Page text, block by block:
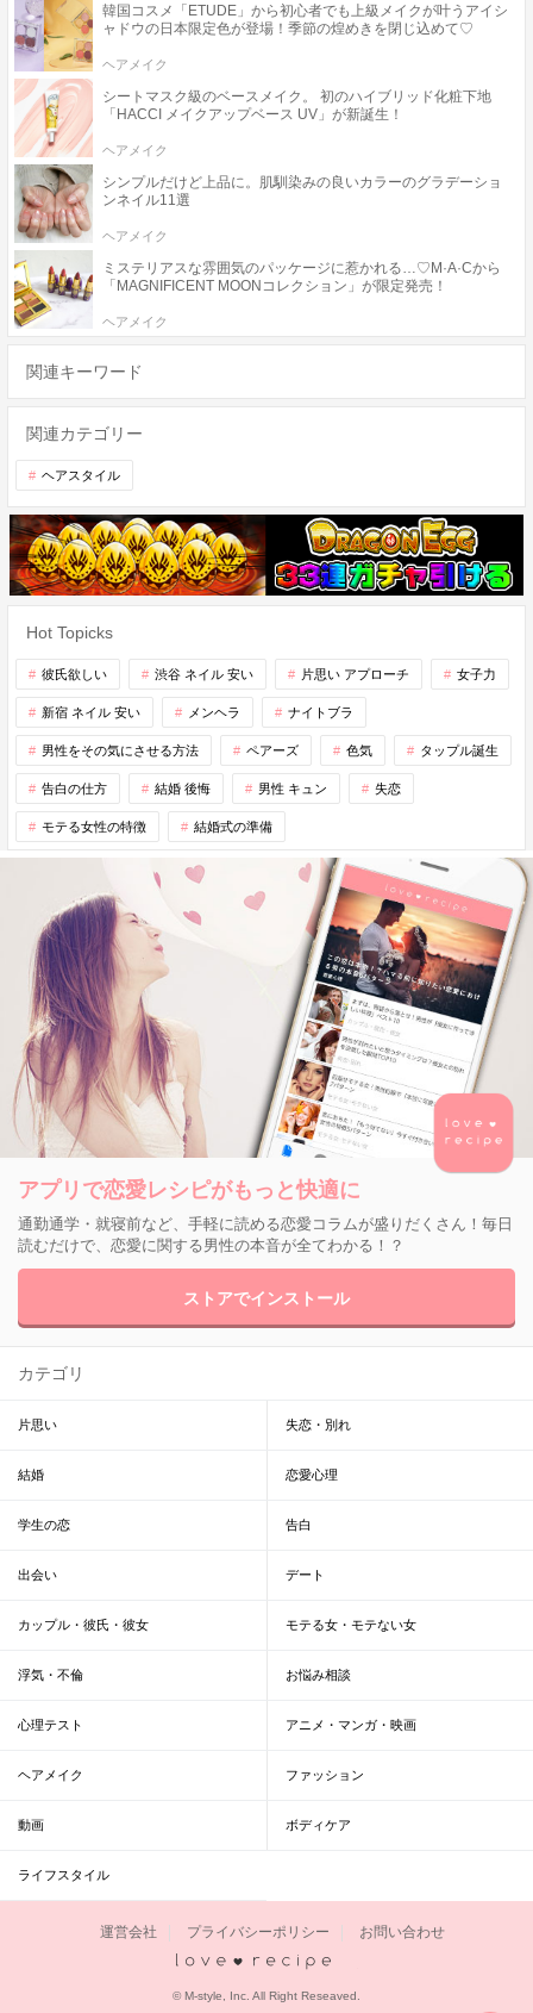
韓国コスメ「ETUDE」から初心者でも上級メイクが叶うアイシ
ャドウの日本限定色が登場！季節の煌めきを閉じ込めて♡
ヘアメイク
シートマスク級のベースメイク。 初のハイブリッド化粧下地
「HACCI メイクアップベース UV」が新誕生！
ヘアメイク
シンプルだけど上品に。肌馴染みの良いカラーのグラデーショ
ンネイル11選
ヘアメイク
ミステリアスな雰囲気のパッケージに惹かれる…♡M·A·Cから
「MAGNIFICENT MOONコレクション」が限定発売！
ヘアメイク
関連キーワード
関連カテゴリー
ヘアスタイル
Hot Topicks
彼氏欲しい 渋谷 ネイル 安い 片思い アプローチ 女子力
新宿 ネイル 安い メンヘラ ナイトブラ
男性をその気にさせる方法 ペアーズ 色気 タップル誕生
告白の仕方 結婚 後悔 男性 キュン 失恋
モテる女性の特徴 結婚式の準備
アプリで恋愛レシピがもっと快適に
通勤通学・就寝前など、手軽に読める恋愛コラムが盛りだくさん！毎日
読むだけで、恋愛に関する男性の本音が全てわかる！？
ストアでインストール
カテゴリ
片思い 失恋・別れ
結婚 恋愛心理
学生の恋 告白
出会い デート
カップル・彼氏・彼女 モテる女・モテない女
浮気・不倫 お悩み相談
心理テスト アニメ・マンガ・映画
ヘアメイク ファッション
動画 ボディケア
ライフスタイル
運営会社 プライバシーポリシー お問い合わせ
© M-style, Inc. All Right Reseaved.